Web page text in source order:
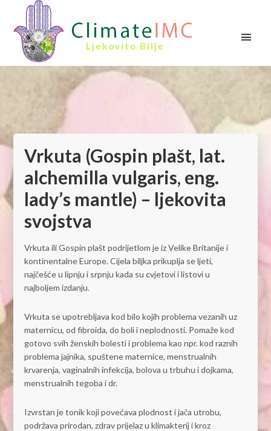
Ljekovito Bilje
Vrkuta (Gospin plašt, lat.
alchemilla vulgaris, eng.
lady’s mantle) – ljekovita
svojstva
Vrkuta ili Gospin plašt podrijetlom je iz Velike Britanije i
kontinentalne Europe. Cijela biljka prikuplja se ljeti,
najčešće u lipnju i srpnju kada su cvjetovi i listovi u
najboljem izdanju.
Vrkuta se upotrebljava kod bilo kojih problema vezanih uz
maternicu, od fibroida, do boli i neplodnosti. Pomaže kod
gotovo svih ženskih bolesti i problema kao npr. kod raznih
problema jajnika, spuštene maternice, menstrualnih
krvarenja, vaginalnih infekcija, bolova u trbuhu i dojkama,
menstrualnih tegoba i dr.
Izvrstan je tonik koji povećava plodnost i jača utrobu,
podržava prirodan, zdrav prijelaz u klimakterij i kroz